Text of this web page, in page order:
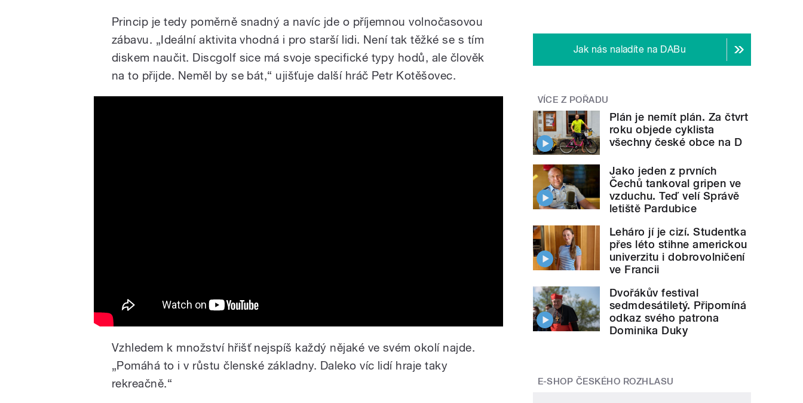
Princip je tedy poměrně snadný a navíc jde o příjemnou volnočasovou
zábavu. „Ideální aktivita vhodná i pro starší lidi. Není tak těžké se s tím
diskem naučit. Discgolf sice má svoje specifické typy hodů, ale člověk
na to přijde. Neměl by se bát,“ ujišťuje další hráč Petr Kotěšovec.
Vzhledem k množství hřišť nejspíš každý nějaké ve svém okolí najde.
„Pomáhá to i v růstu členské základny. Daleko víc lidí hraje taky
rekreačně.“
Jak nás naladíte na DABu
VÍCE Z POŘADU
Plán je nemít plán. Za čtvrt
roku objede cyklista
všechny české obce na D
Jako jeden z prvních
Čechů tankoval gripen ve
vzduchu. Teď velí Správě
letiště Pardubice
Leháro jí je cizí. Studentka
přes léto stihne americkou
univerzitu i dobrovolničení
ve Francii
Dvořákův festival
sedmdesátiletý. Připomíná
odkaz svého patrona
Dominika Duky
E-SHOP ČESKÉHO ROZHLASU